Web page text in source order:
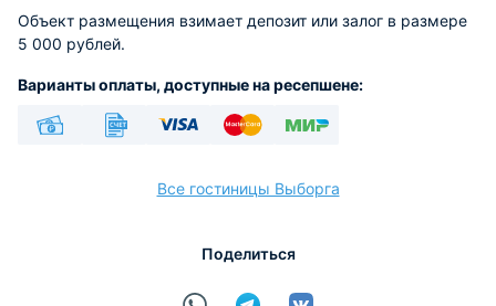
Объект размещения взимает депозит или залог в размере
5 000 рублей.
Варианты оплаты, доступные на ресепшене:
Все гостиницы Выборга
Поделиться